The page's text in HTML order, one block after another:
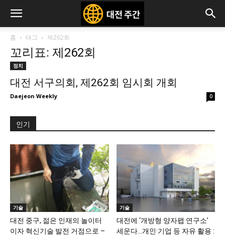
홈 태그 제262회
꼬리표: 제262회
정치
대전 서구의회, 제262회 임시회 개회
Daejeon Weekly 0
인기
기술
대전 중구, 젊은 인재의 놀이터
이자 혁신기술 발전 거점으로 –
기술
대전에 ‘개방형 양자팹 연구소’
세운다…개인·기업 등 자유 활용 :